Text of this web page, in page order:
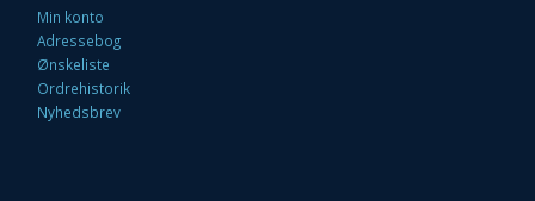
Min konto
Adressebog
Ønskeliste
Ordrehistorik
Nyhedsbrev